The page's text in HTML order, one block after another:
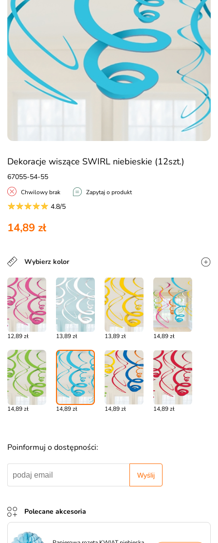
Dekoracje wiszące SWIRL niebieskie (12szt.)
67055-54-55
Chwilowy brak Zapytaj o produkt
4.8/5
14,89 zł
Poinformuj o dostępności:
Wyślij
Wybierz kolor
12,89 zł 13,89 zł 13,89 zł 14,89 zł
14,89 zł 14,89 zł 14,89 zł 14,89 zł
Polecane akcesoria